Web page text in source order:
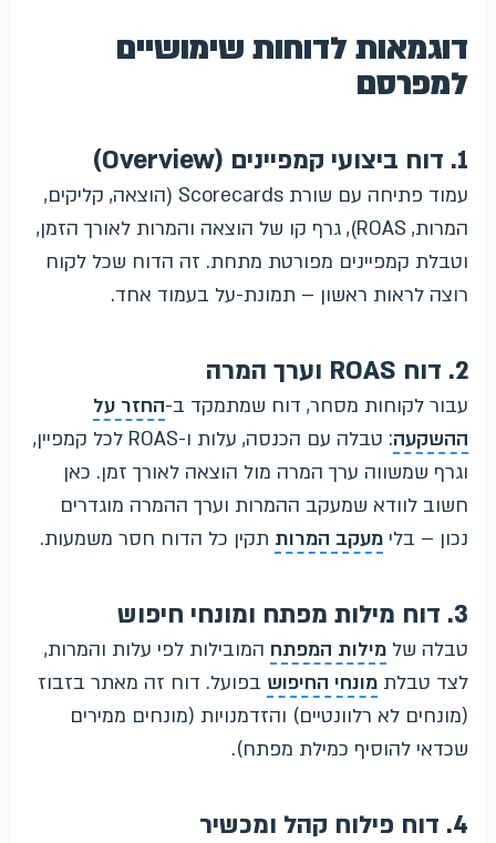
דוגמאות לדוחות שימושיים
למפרסם
1. דוח ביצועי קמפיינים (Overview)
עמוד פתיחה עם שורת Scorecards (הוצאה, קליקים,
המרות, ROAS), גרף קו של הוצאה והמרות לאורך הזמן,
וטבלת קמפיינים מפורטת מתחת. זה הדוח שכל לקוח
רוצה לראות ראשון – תמונת-על בעמוד אחד.
2. דוח ROAS וערך המרה
עבור לקוחות מסחר, דוח שמתמקד ב-החזר על
ההשקעה
: טבלה עם הכנסה, עלות ו-ROAS לכל קמפיין,
וגרף שמשווה ערך המרה מול הוצאה לאורך זמן. כאן
חשוב לוודא שמעקב ההמרות וערך ההמרה מוגדרים
נכון – בלי מעקב המרות תקין כל הדוח חסר משמעות.
3. דוח מילות מפתח ומונחי חיפוש
טבלה של מילות המפתח המובילות לפי עלות והמרות,
לצד טבלת מונחי החיפוש בפועל. דוח זה מאתר בזבוז
(מונחים לא רלוונטיים) והזדמנויות (מונחים ממירים
שכדאי להוסיף כמילת מפתח).
4. דוח פילוח קהל ומכשיר